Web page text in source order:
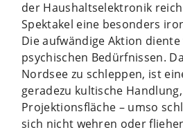
der Haushaltselektronik
Spektakel eine besonders
Die aufwändige Aktion
psychischen Bedürfnissen.
Nordsee zu schleppen, ist
geradezu kultische
Projektionsfläche – umso
sich nicht wehren oder